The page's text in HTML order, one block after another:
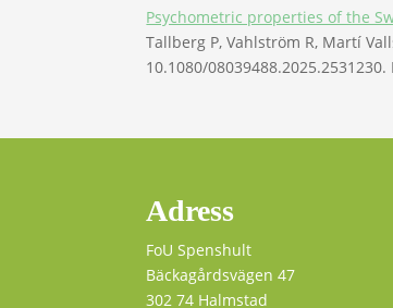
Psychometric properties of the
Tallberg P, Vahlström R, Martí
10.1080/08039488.2025.2531230.
Adress
FoU Spenshult
Bäckagårdsvägen 47
302 74 Halmstad